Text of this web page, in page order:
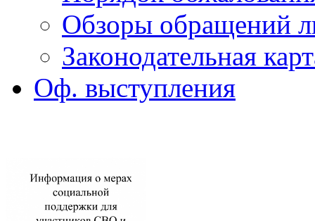
Обзоры обращений
Законодательная
Оф. выступления